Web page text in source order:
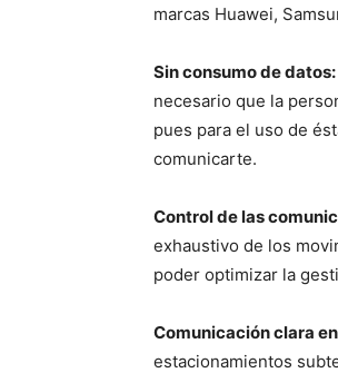
marcas Huawei,
Sin consumo de datos:
necesario que la
pues para el uso de
comunicarte.
Control de las
exhaustivo de los
poder optimizar la
Comunicación clara
estacionamientos